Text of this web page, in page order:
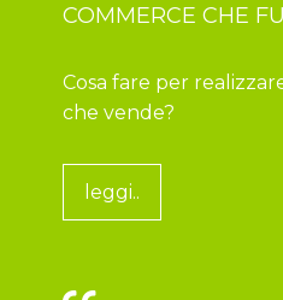
COMMERCE CHE
Cosa fare per
che vende?
leggi..